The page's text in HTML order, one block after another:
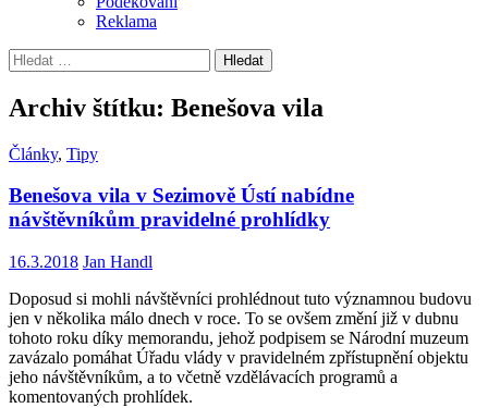
Reklama
Vyhledávání
Archiv štítku: Benešova vila
Články, Tipy
Benešova vila v Sezimově Ústí nabídne
návštěvníkům pravidelné prohlídky
16.3.2018 Jan Handl
Doposud si mohli návštěvníci prohlédnout tuto významnou budovu
jen v několika málo dnech v roce. To se ovšem změní již v dubnu
tohoto roku díky memorandu, jehož podpisem se Národní muzeum
zavázalo pomáhat Úřadu vlády v pravidelném zpřístupnění objektu
jeho návštěvníkům, a to včetně vzdělávacích programů a
komentovaných prohlídek.